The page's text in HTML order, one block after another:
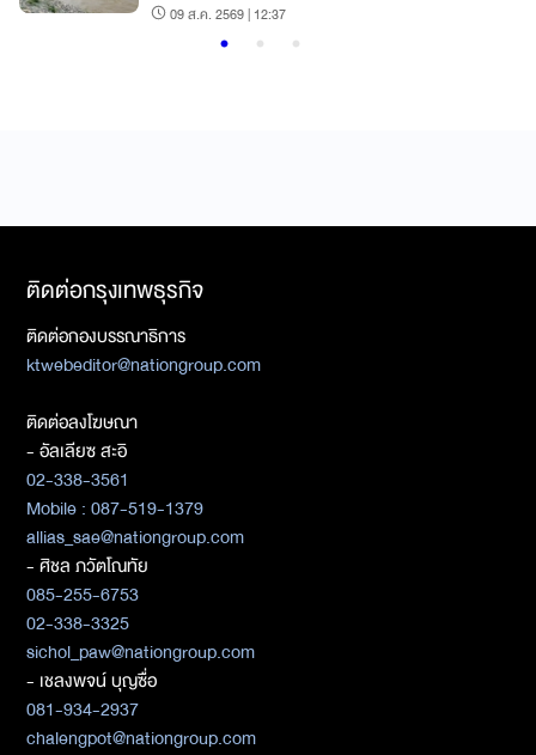
09 ส.ค. 2569 | 12:37
ติดต่อกรุงเทพธุรกิจ
ติดต่อกองบรรณาธิการ
ktwebeditor@nationgroup.com
ติดต่อลงโฆษณา
- อัลเลียซ สะอิ
02-338-3561
Mobile : 087-519-1379
allias_sae@nationgroup.com
- ศิชล ภวัตโณทัย
085-255-6753
02-338-3325
sichol_paw@nationgroup.com
- เชลงพจน์ บุญซื่อ
081-934-2937
chalengpot@nationgroup.com